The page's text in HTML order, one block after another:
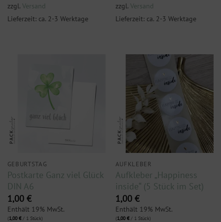
zzgl. Versand
Lieferzeit: ca. 2-3 Werktage
zzgl. Versand
Lieferzeit: ca. 2-3 Werktage
GEBURTSTAG
Postkarte Ganz viel Glück
DIN A6
1,00 €
Enthält 19% MwSt.
(1,00€/ 1 Stück)
AUFKLEBER
Aufkleber „Happiness
inside“ (5 Stück im Set)
1,00 €
Enthält 19% MwSt.
(1,00€/ 1 Stück)